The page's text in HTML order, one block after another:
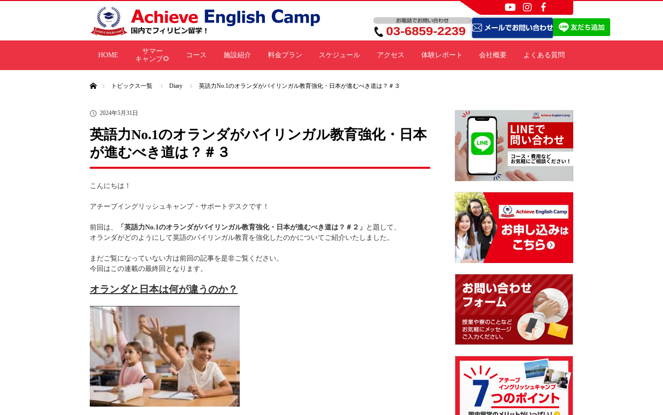
HOME
サマー
キャンプ🌻
コース 施設紹介 料金プラン スケジュール アクセス 体験レポート 会社概要 よくある質問
トピックス一覧
Diary 英語力No.1のオランダがバイリンガル教育強化・日本が進むべき道は？＃３
2024年5月31日
英語力No.1のオランダがバイリンガル教育強化・日本
が進むべき道は？＃３
こんにちは！
アチーブイングリッシュキャンプ・サポートデスクです！
前回は、 「英語力No.1のオランダがバイリンガル教育強化・日本が進むべき道は？＃２」 と題して、
オランダがどのようにして英語のバイリンガル教育を強化したのかについてご紹介いたしました。
まだご覧になっていない方は前回の記事を是非ご覧ください。
今回はこの連載の最終回となります。
オランダと日本は何が違うのか？